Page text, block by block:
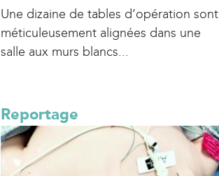
Une dizaine de tables d’opération sont
méticuleusement alignées dans une
salle aux murs blancs...
Reportage